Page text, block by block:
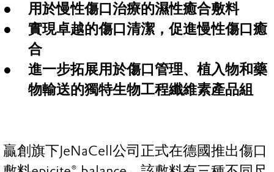
用於慢性傷口治療的濕性癒合敷料
實現卓越的傷口清潔，促進慢性傷口癒
合
進一步拓展用於傷口管理、植入物和藥
物輸送的獨特生物工程纖維素產品組
贏創旗下JeNaCell公司正式在德國推出傷口